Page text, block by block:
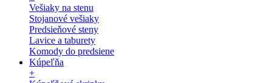
Vešiaky na stenu
Stojanové vešiaky
Predsieňové steny
Lavice a taburety
Komody do predsiene
Kúpeľňa
+